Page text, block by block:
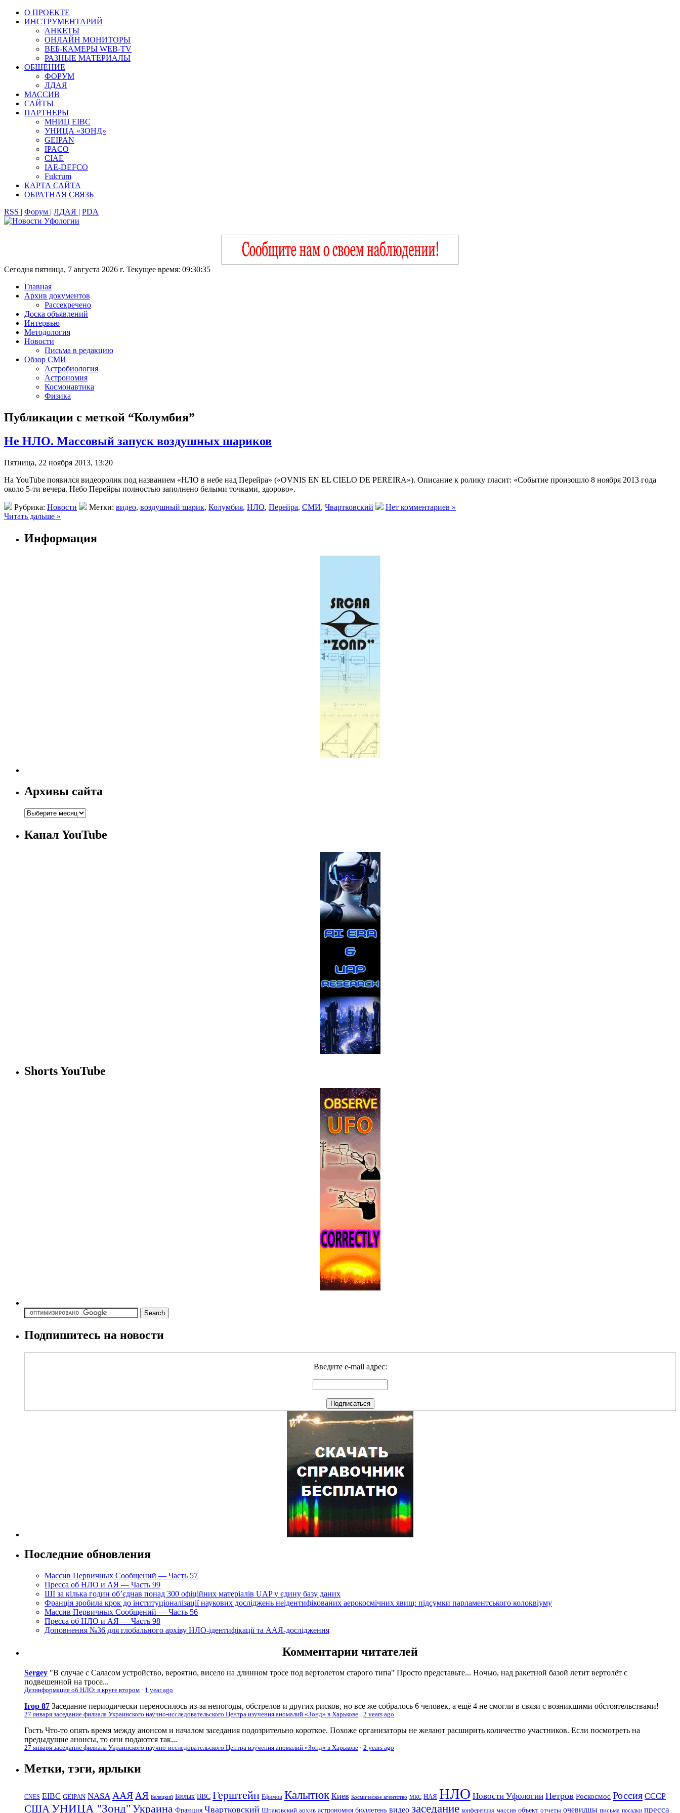
О ПРОЕКТЕ
ИНСТРУМЕНТАРИЙ
АНКЕТЫ
ОНЛАЙН МОНИТОРЫ
ВЕБ-КАМЕРЫ WEB-TV
РАЗНЫЕ МАТЕРИАЛЫ
ОБЩЕНИЕ
ФОРУМ
ЛДАЯ
МАССИВ
САЙТЫ
ПАРТНЕРЫ
МНИЦ EIBC
УНИЦА «ЗОНД»
GEIPAN
IPACO
CIAE
IAE-DEFCO
Fulcrum
КАРТА САЙТА
ОБРАТНАЯ СВЯЗЬ
RSS | Форум | ЛДАЯ | PDA
Сегодня пятница, 7 августа 2026 г. Текущее время: 09:30:36
Главная
Архив документов
Рассекречено
Доска объявлений
Интервью
Методология
Новости
Письма в редакцию
Обзор СМИ
Астробиология
Астрономия
Космонавтика
Физика
Публикации с меткой “Колумбия”
Не НЛО. Массовый запуск воздушных шариков
Пятница, 22 ноября 2013, 13:20
На YouTube появился видеоролик под названием «НЛО в небе над Перейра» («OVNIS EN EL CIELO DE PEREIRA»). Описание к ролику гласит: «Событие произошло 8 ноября 2013 года
около 5-ти вечера. Небо Перейры полностью заполнено белыми точками, здорово».
Рубрика: Новости Метки: видео, воздушный шарик, Колумбия, НЛО, Перейра, СМИ, Чвартковский
Нет комментариев »
Читать дальше »
Информация
Архивы сайта
Канал YouTube
Shorts YouTube
Подпишитесь на новости
Введите e-mail адрес:
Последние обновления
Массив Первичных Сообщений — Часть 57
Пресса об НЛО и АЯ — Часть 99
ШІ за кілька годин об’єднав понад 300 офіційних матеріалів UAP у єдину базу даних
Франція зробила крок до інституціоналізації наукових досліджень неідентифікованих аерокосмічних явищ: підсумки парламентського колоквіуму
Массив Первичных Сообщений — Часть 56
Пресса об НЛО и АЯ — Часть 98
Доповнення №36 для глобального архіву НЛО-ідентифікації та ААЯ-дослідження
Комментарии читателей
Sergey "В случае с Саласом устройство, вероятно, висело на длинном тросе под вертолетом старого типа" Просто представьте... Ночью, над ракетной базой летит вертолёт с
подвешенной на тросе...
Дезинформация об НЛО: в круге втором · 1 year ago
Ігор 87 Заседание периодически переносилось из-за непогоды, обстрелов и других рисков, но все же собралось 6 человек, а ещё 4 не смогли в связи с возникшими обстоятельствами!
27 января заседание филиала Украинского научно-исследовательского Центра изучения аномалий «Зонд» в Харькове · 2 years ago
Гость Что-то опять время между анонсом и началом заседания подозрительно короткое. Похоже организаторы не желают расширить количество участников. Если посмотреть на
предыдущие анонсы, то они подаются так...
27 января заседание филиала Украинского научно-исследовательского Центра изучения аномалий «Зонд» в Харькове · 2 years ago
Метки, тэги, ярлыки
CNES EIBC GEIPAN NASA ААЯАЯ Белецкий Билык ВВС Герштейн Ефимов Калытюк Киев Космическое агентство МКС НАЯ НЛО Новости Уфологии Петров Роскосмос Россия СССР
США УНИЦА "Зонд" Украина Франция Чвартковский Шпаковский архив астрономия бюллетень видео заседание конференция массив объект отчеты очевидцы письма посадки пресса